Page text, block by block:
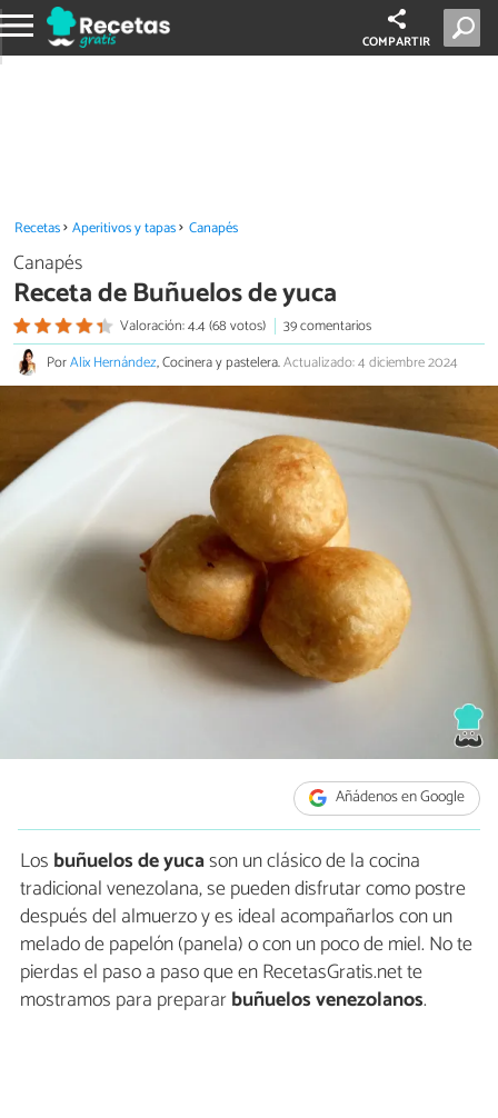
COMPARTIR
Recetas Aperitivos y tapas Canapés
Canapés
Receta de Buñuelos de yuca
Valoración: 4.4 (68 votos)
39 comentarios
PorAlix Hernández, Cocinera y pastelera.Actualizado: 4 diciembre 2024
Añádenos en Google
Los buñuelos de yucason un clásico de la cocina
tradicional venezolana, se pueden disfrutar como postre
después del almuerzo y es ideal acompañarlos con un
melado de papelón (panela) o con un poco de miel. No te
pierdas el paso a paso que en RecetasGratis.net te
mostramos para prepararbuñuelos venezolanos.